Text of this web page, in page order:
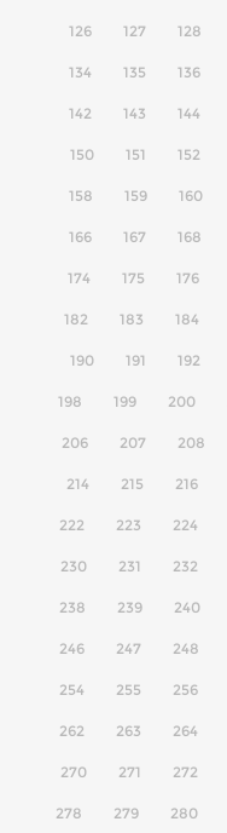
126 127 128
134 135 136
142 143 144
150 151 152
158 159 160
166 167 168
174 175 176
182 183 184
190 191 192
198 199 200
206 207 208
214 215 216
222 223 224
230 231 232
238 239 240
246 247 248
254 255 256
262 263 264
270 271 272
278 279 280